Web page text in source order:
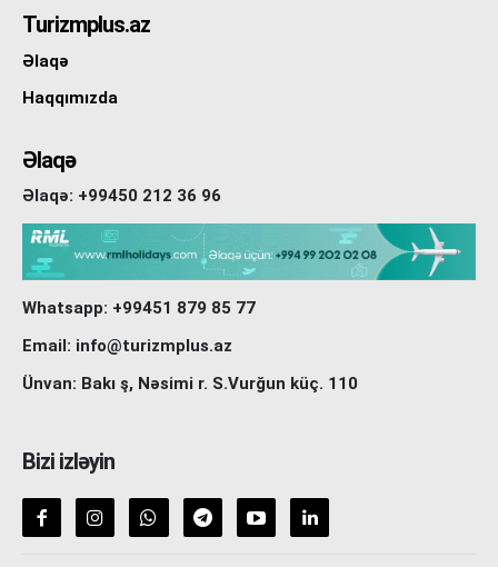
Turizmplus.az
Əlaqə
Haqqımızda
Əlaqə
Əlaqə: +99450 212 36 96
Whatsapp: +99451 879 85 77
Email: info@turizmplus.az
Ünvan: Bakı ş, Nəsimi r. S.Vurğun küç. 110
Bizi izləyin